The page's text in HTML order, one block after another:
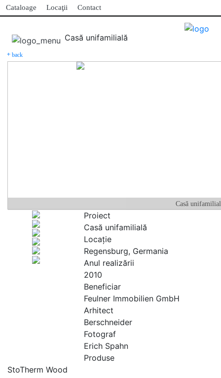
Cataloage Locaţii Contact
￩ back
Casă unifamilială
Casă
Proiect
Casă unifamilială
Locaţie
Regensburg, Germania
Anul realizării
2010
Beneficiar
Feulner Immobilien GmbH
Arhitect
Berschneider
Fotograf
Erich Spahn
Produse
StoTherm Wood